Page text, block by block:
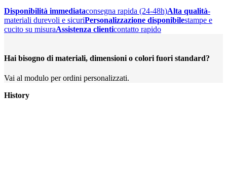
Disponibilità immediataconsegna rapida (24-48h)Alta qualità-
materiali durevoli e sicuriPersonalizzazione disponibilestampe e
cucito su misuraAssistenza clienticontatto rapido
Hai bisogno di materiali, dimensioni o colori fuori standard?
Vai al modulo per ordini personalizzati.
History